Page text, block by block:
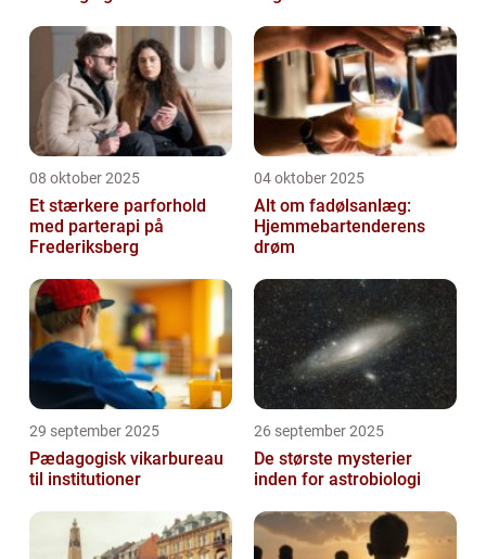
08 oktober 2025
Et stærkere parforhold
med parterapi på
Frederiksberg
04 oktober 2025
Alt om fadølsanlæg:
Hjemmebartenderens
drøm
29 september 2025
Pædagogisk vikarbureau
til institutioner
26 september 2025
De største mysterier
inden for astrobiologi